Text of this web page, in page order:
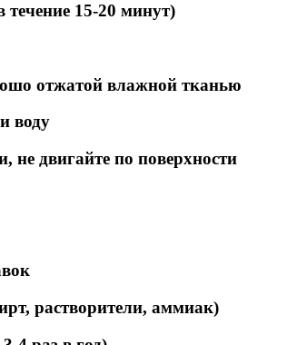
15-20 минут)
отжатой влажной тканью
воду
двигайте по поверхности
растворители, аммиак)